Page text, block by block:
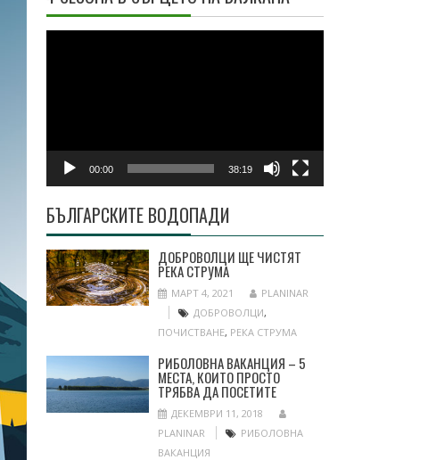
00:00 38:19
БЪЛГАРСКИТЕ ВОДОПАДИ
ДОБРОВОЛЦИ ЩЕ ЧИСТЯТ
РЕКА СТРУМА
МАРТ 4, 2021
PLANINAR
ДОБРОВОЛЦИ,
ПОЧИСТВАНЕ, РЕКА СТРУМА
РИБОЛОВНА ВАКАНЦИЯ – 5
МЕСТА, КОИТО ПРОСТО
ТРЯБВА ДА ПОСЕТИТЕ
ДЕКЕМВРИ 11, 2018
PLANINAR
РИБОЛОВНА
ВАКАНЦИЯ